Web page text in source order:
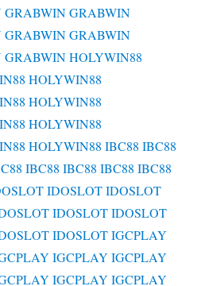
GRABWIN GRABWIN
GRABWIN GRABWIN
GRABWIN HOLYWIN88
HOLYWIN88
HOLYWIN88
HOLYWIN88
HOLYWIN88 IBC88 IBC88
IBC88 IBC88 IBC88 IBC88
IDOSLOT IDOSLOT
IDOSLOT IDOSLOT
IDOSLOT IGCPLAY
IGCPLAY IGCPLAY
IGCPLAY IGCPLAY